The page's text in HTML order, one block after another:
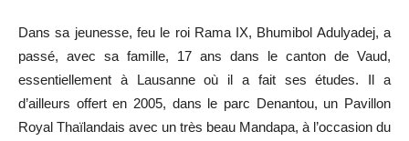
Dans sa jeunesse, feu le roi Rama IX, Bhumibol Adulyadej, a
passé, avec sa famille, 17 ans dans le canton de Vaud,
essentiellement à Lausanne où il a fait ses études. Il a
d’ailleurs offert en 2005, dans le parc Denantou, un Pavillon
Royal Thaïlandais avec un très beau Mandapa, à l’occasion du